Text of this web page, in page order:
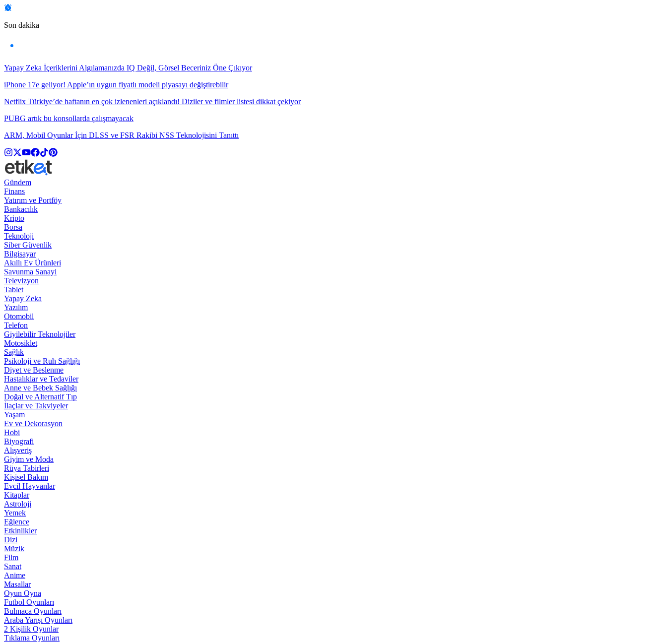
Son dakika
Yapay Zeka İçeriklerini Algılamanızda IQ Değil, Görsel Beceriniz Öne Çıkıyor
iPhone 17e geliyor! Apple’ın uygun fiyatlı modeli piyasayı değiştirebilir
Netflix Türkiye’de haftanın en çok izlenenleri açıklandı! Diziler ve filmler listesi dikkat çekiyor
PUBG artık bu konsollarda çalışmayacak
ARM, Mobil Oyunlar İçin DLSS ve FSR Rakibi NSS Teknolojisini Tanıttı
Gündem
Finans
Yatırım ve Portföy
Bankacılık
Kripto
Borsa
Teknoloji
Siber Güvenlik
Bilgisayar
Akıllı Ev Ürünleri
Savunma Sanayi
Televizyon
Tablet
Yapay Zeka
Yazılım
Otomobil
Telefon
Giyilebilir Teknolojiler
Motosiklet
Sağlık
Psikoloji ve Ruh Sağlığı
Diyet ve Beslenme
Hastalıklar ve Tedaviler
Anne ve Bebek Sağlığı
Doğal ve Alternatif Tıp
İlaçlar ve Takviyeler
Yaşam
Ev ve Dekorasyon
Hobi
Biyografi
Alışveriş
Giyim ve Moda
Rüya Tabirleri
Kişisel Bakım
Evcil Hayvanlar
Kitaplar
Astroloji
Yemek
Eğlence
Etkinlikler
Dizi
Müzik
Film
Sanat
Anime
Masallar
Oyun Oyna
Futbol Oyunları
Bulmaca Oyunları
Araba Yarışı Oyunları
2 Kişilik Oyunlar
Tıklama Oyunları